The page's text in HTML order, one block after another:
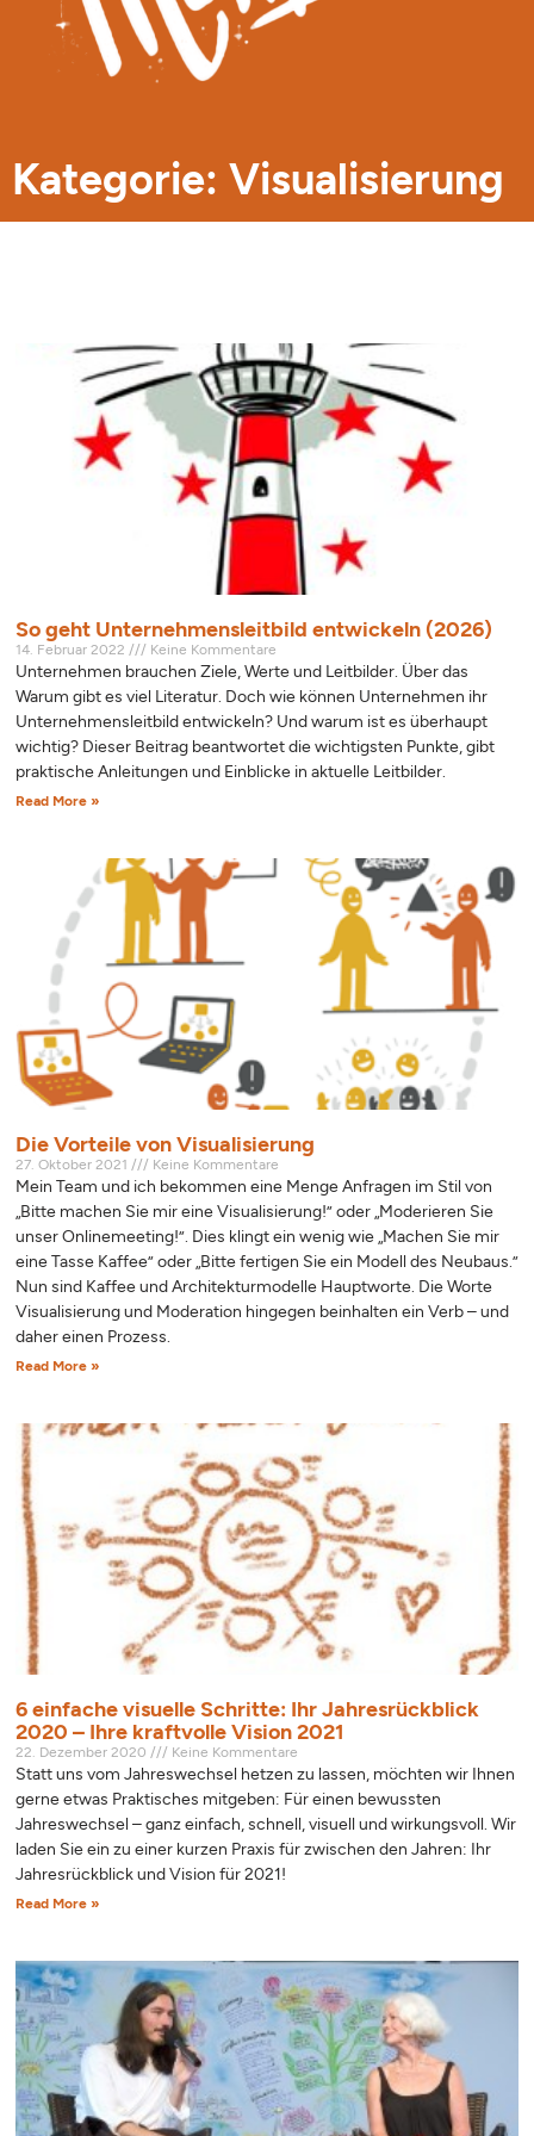
Kategorie: Visualisierung
So geht Unternehmensleitbild entwickeln (2026)
14. Februar 2022 Keine Kommentare
Unternehmen brauchen Ziele, Werte und Leitbilder. Über das
Warum gibt es viel Literatur. Doch wie können Unternehmen ihr
Unternehmensleitbild entwickeln? Und warum ist es überhaupt
wichtig? Dieser Beitrag beantwortet die wichtigsten Punkte, gibt
praktische Anleitungen und Einblicke in aktuelle Leitbilder.
Read More »
Die Vorteile von Visualisierung
27. Oktober 2021 Keine Kommentare
Mein Team und ich bekommen eine Menge Anfragen im Stil von
„Bitte machen Sie mir eine Visualisierung!” oder „Moderieren Sie
unser Onlinemeeting!”. Dies klingt ein wenig wie „Machen Sie mir
eine Tasse Kaffee” oder „Bitte fertigen Sie ein Modell des Neubaus.”
Nun sind Kaffee und Architekturmodelle Hauptworte. Die Worte
Visualisierung und Moderation hingegen beinhalten ein Verb – und
daher einen Prozess.
Read More »
6 einfache visuelle Schritte: Ihr Jahresrückblick
2020 – Ihre kraftvolle Vision 2021
22. Dezember 2020 Keine Kommentare
Statt uns vom Jahreswechsel hetzen zu lassen, möchten wir Ihnen
gerne etwas Praktisches mitgeben: Für einen bewussten
Jahreswechsel – ganz einfach, schnell, visuell und wirkungsvoll. Wir
laden Sie ein zu einer kurzen Praxis für zwischen den Jahren: Ihr
Jahresrückblick und Vision für 2021!
Read More »
Seite
SeiteSeite
Seite Seite